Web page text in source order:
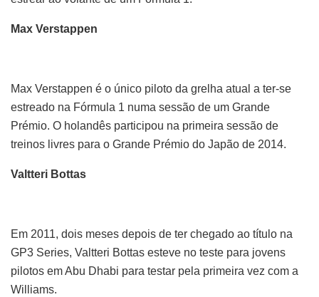
Max Verstappen
Max Verstappen é o único piloto da grelha atual a ter-se
estreado na Fórmula 1 numa sessão de um Grande
Prémio. O holandês participou na primeira sessão de
treinos livres para o Grande Prémio do Japão de 2014.
Valtteri Bottas
Em 2011, dois meses depois de ter chegado ao título na
GP3 Series, Valtteri Bottas esteve no teste para jovens
pilotos em Abu Dhabi para testar pela primeira vez com a
Williams.